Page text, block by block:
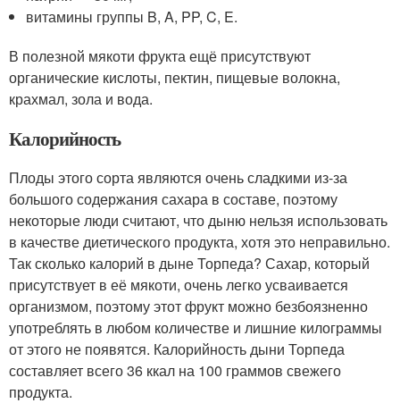
витамины группы B, A, PP, C, E.
В полезной мякоти фрукта ещё присутствуют
органические кислоты, пектин, пищевые волокна,
крахмал, зола и вода.
Калорийность
Плоды этого сорта являются очень сладкими из-за
большого содержания сахара в составе, поэтому
некоторые люди считают, что дыню нельзя использовать
в качестве диетического продукта, хотя это неправильно.
Так сколько калорий в дыне Торпеда? Сахар, который
присутствует в её мякоти, очень легко усваивается
организмом, поэтому этот фрукт можно безбоязненно
употреблять в любом количестве и лишние килограммы
от этого не появятся. Калорийность дыни Торпеда
составляет всего 36 ккал на 100 граммов свежего
продукта.